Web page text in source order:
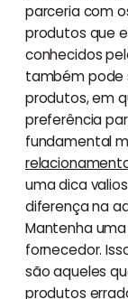
parceria com
produtos que
conhecidos
também pode
produtos, em
preferência
fundamental
uma dica
diferença na
Mantenha
fornecedor.
são aqueles
produtos